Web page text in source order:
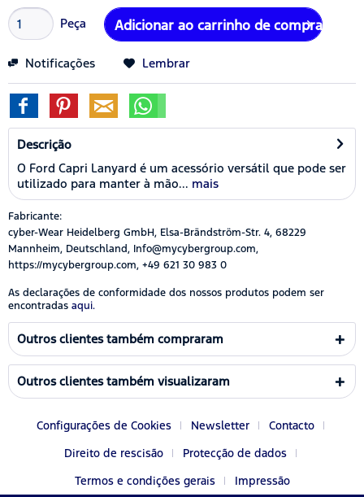
Peça Adicionar ao carrinho de compras
Notificações Lembrar
Descrição
O Ford Capri Lanyard é um acessório versátil que pode ser
utilizado para manter à mão... mais
Fabricante:
cyber-Wear Heidelberg GmbH, Elsa-Brändström-Str. 4, 68229
Mannheim, Deutschland, Info@mycybergroup.com,
https://mycybergroup.com, +49 621 30 983 0
As declarações de conformidade dos nossos produtos podem ser
encontradas aqui.
Outros clientes também compraram
Outros clientes também visualizaram
Configurações de Cookies Newsletter
Contacto
Direito de rescisão
Protecção de dados
Termos e condições gerais
Impressão